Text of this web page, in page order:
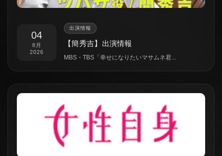
04
8月
2026
出演情報
【簡秀吉】出演情報
MBS・TBS「幸せになりたいマサムネ君...